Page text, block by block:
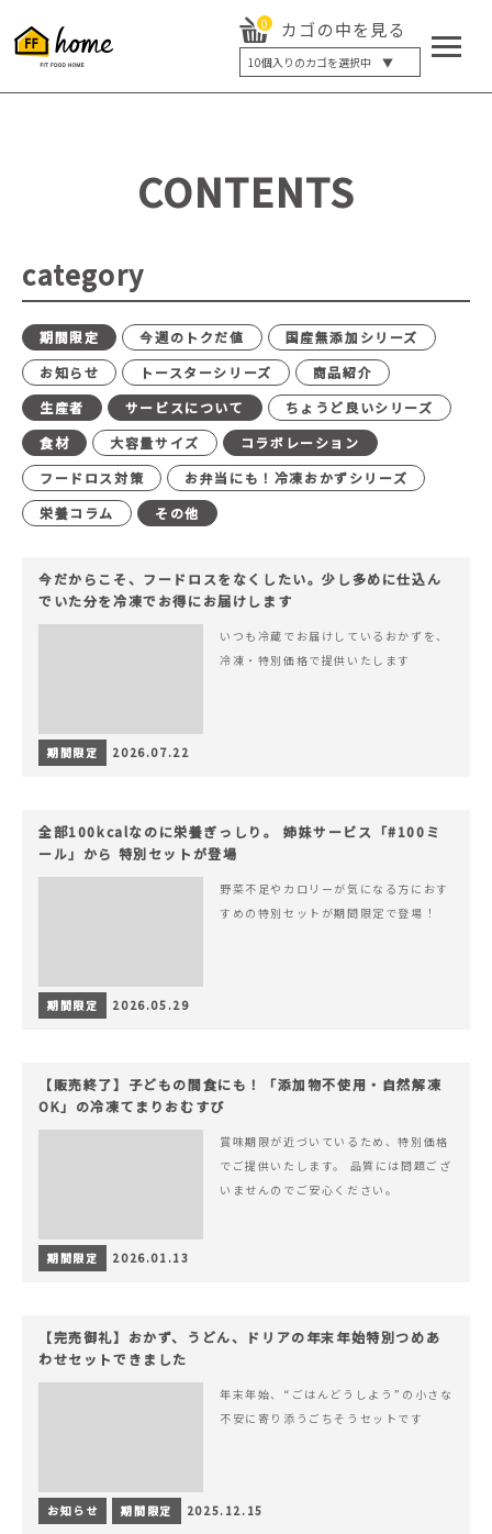
0 カゴの中を見る
10個入りのカゴを選択中 ▼
5個入り
20個入り
最大12%OFF
CONTENTS
category
期間限定 今週のトクだ値
国産無添加シリーズ
お知らせ
トースターシリーズ
商品紹介
生産者
サービスについて
ちょうど良いシリーズ
食材
大容量サイズ
コラボレーション
フードロス対策
お弁当にも！冷凍おかずシリーズ
栄養コラム
その他
今だからこそ、フードロスをなくしたい。少し多めに仕込ん
でいた分を冷凍でお得にお届けします
いつも冷蔵でお届けしているおかずを、
冷凍・特別価格で提供いたします
期間限定 2026.07.22
全部100kcalなのに栄養ぎっしり。 姉妹サービス「#100ミ
ール」から 特別セットが登場
野菜不足やカロリーが気になる方におす
すめの特別セットが期間限定で登場！
期間限定 2026.05.29
【販売終了】子どもの間食にも！「添加物不使用・自然解凍
OK」の冷凍てまりおむすび
賞味期限が近づいているため、特別価格
でご提供いたします。 品質には問題ござ
いませんのでご安心ください。
期間限定 2026.01.13
【完売御礼】おかず、うどん、ドリアの年末年始特別つめあ
わせセットできました
年末年始、“ごはんどうしよう”の小さな
不安に寄り添うごちそうセットです
お知らせ 期間限定 2025.12.15